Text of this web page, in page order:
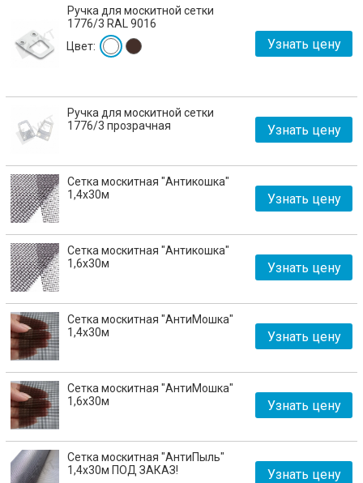
Ручка для москитной сетки
1776/3 RAL 9016
Цвет:
Узнать цену
Ручка для москитной сетки
1776/3 прозрачная
Узнать цену
Сетка москитная "Антикошка"
1,4х30м
Узнать цену
Сетка москитная "Антикошка"
1,6х30м
Узнать цену
Сетка москитная "АнтиМошка"
1,4х30м
Узнать цену
Сетка москитная "АнтиМошка"
1,6х30м
Узнать цену
Сетка москитная "АнтиПыль"
1,4х30м ПОД ЗАКАЗ!
Узнать цену